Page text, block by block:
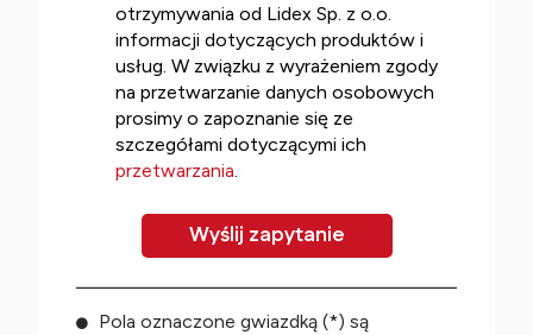
otrzymywania od Lidex Sp. z o.o.
informacji dotyczących produktów i
usług. W związku z wyrażeniem zgody
na przetwarzanie danych osobowych
prosimy o zapoznanie się ze
szczegółami dotyczącymi ich
przetwarzania.
Pola oznaczone gwiazdką (*) są